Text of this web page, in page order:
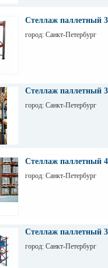
Стеллаж паллетный
город: Санкт-Петербург
Стеллаж паллетный
город: Санкт-Петербург
Стеллаж паллетный
город: Санкт-Петербург
Стеллаж паллетный
город: Санкт-Петербург